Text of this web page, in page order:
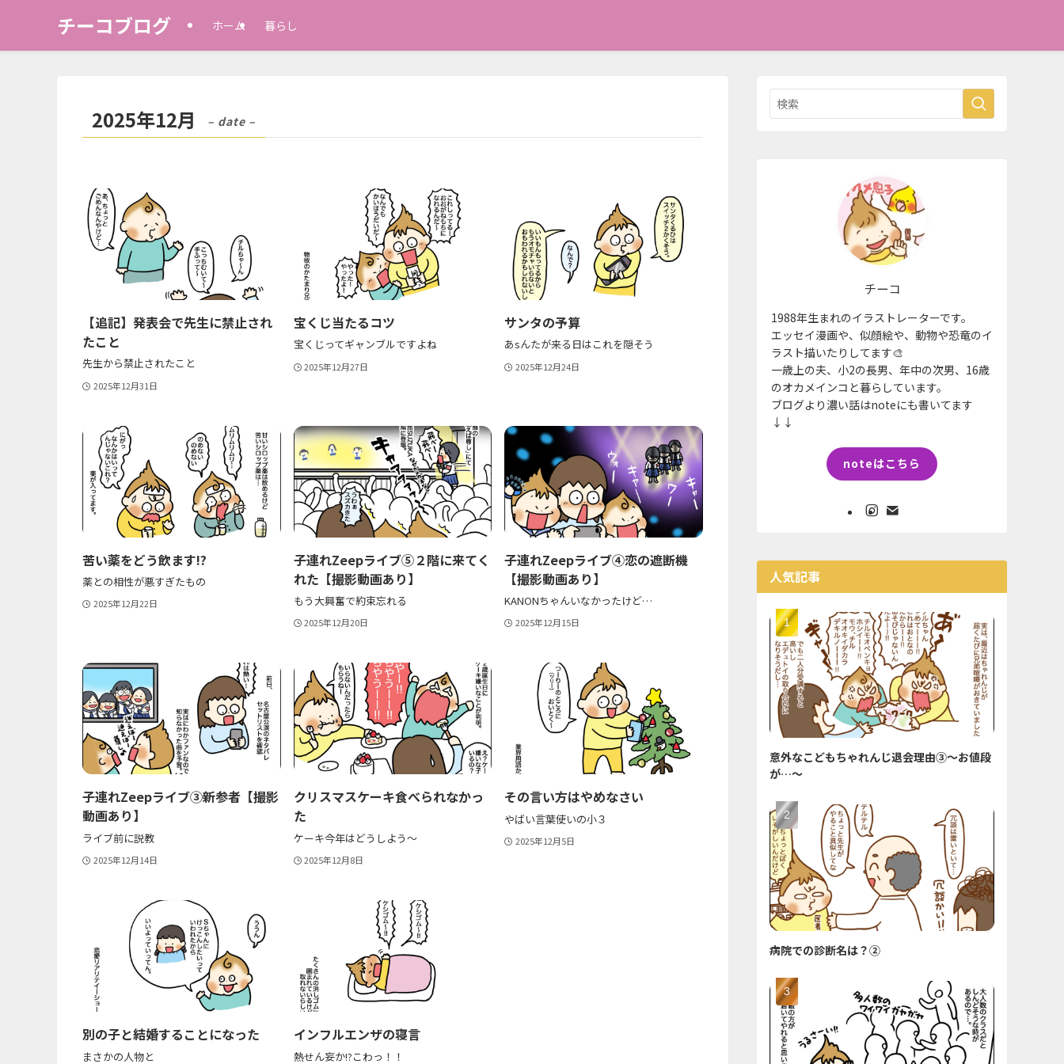
チーコブログ ホーム 暮らし
2025年12月 – date –
【追記】発表会で先生に禁止され
たこと
先生から禁止されたこと
2025年12月31日
宝くじ当たるコツ
宝くじってギャンブルですよね
2025年12月27日
サンタの予算
あsんたが来る日はこれを隠そう
2025年12月24日
苦い薬をどう飲ます!?
薬との相性が悪すぎたもの
2025年12月22日
子連れZeepライブ⑤２階に来てく
れた【撮影動画あり】
もう大興奮で約束忘れる
2025年12月20日
子連れZeepライブ④恋の遮断機
【撮影動画あり】
KANONちゃんいなかったけど…
2025年12月15日
子連れZeepライブ③新参者【撮影
動画あり】
ライブ前に説教
2025年12月14日
クリスマスケーキ食べられなかっ
た
ケーキ今年はどうしよう〜
2025年12月8日
その言い方はやめなさい
やばい言葉使いの小３
2025年12月5日
別の子と結婚することになった
まさかの人物と
インフルエンザの寝言
熱せん妄か!?こわっ！！
チーコ
1988年生まれのイラストレーターです。
エッセイ漫画や、似顔絵や、動物や恐竜のイ
ラスト描いたりしてます🎨
一歳上の夫、小2の長男、年中の次男、16歳
のオカメインコと暮らしています。
ブログより濃い話はnoteにも書いてます
↓↓
noteはこちら
人気記事
意外なこどもちゃれんじ退会理由③〜お値段
が…〜
病院での診断名は？②